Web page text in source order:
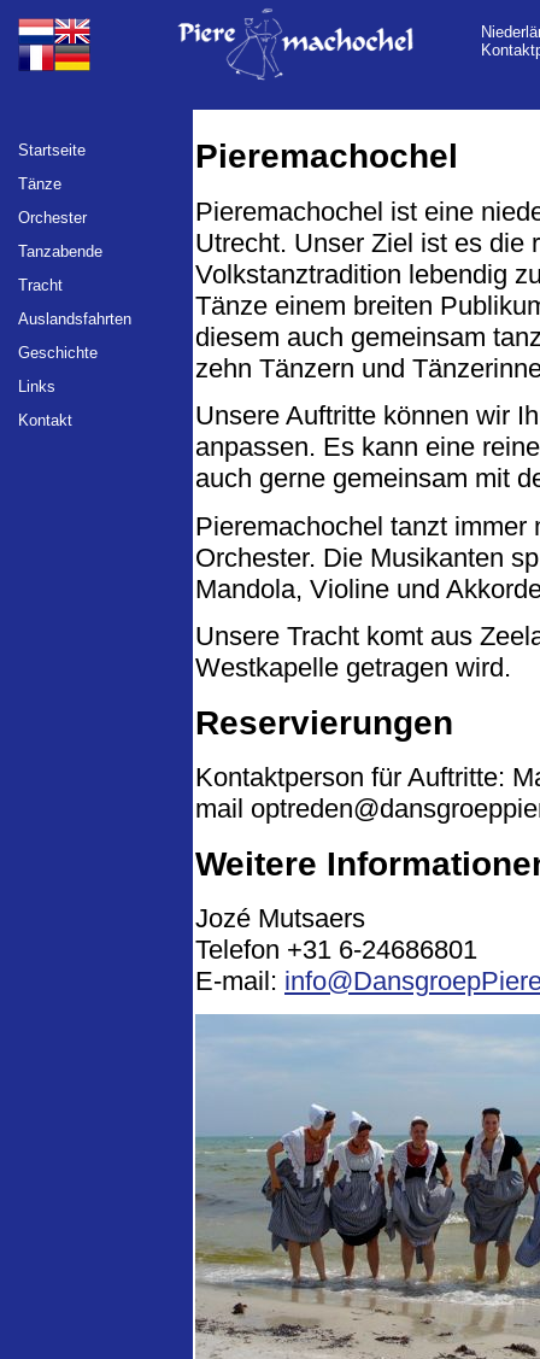
Pieremachochel
Pieremachochel ist eine
Utrecht. Unser Ziel ist es die
Volkstanztradition lebendig
Tänze einem breiten
diesem auch gemeinsam
zehn Tänzern und
Unsere Auftritte können wir
anpassen. Es kann eine
auch gerne gemeinsam mit
Pieremachochel tanzt
Orchester. Die Musikanten
Mandola, Violine und
Unsere Tracht komt aus
Westkapelle getragen wird.
Reservierungen
Kontaktperson für Auftritte:
mail
Weitere
Jozé Mutsaers
Telefon +31 6-24686801
E-mail:
Startseite
Tänze
Orchester
Tanzabende
Tracht
Auslandsfahrten
Geschichte
Links
Kontakt